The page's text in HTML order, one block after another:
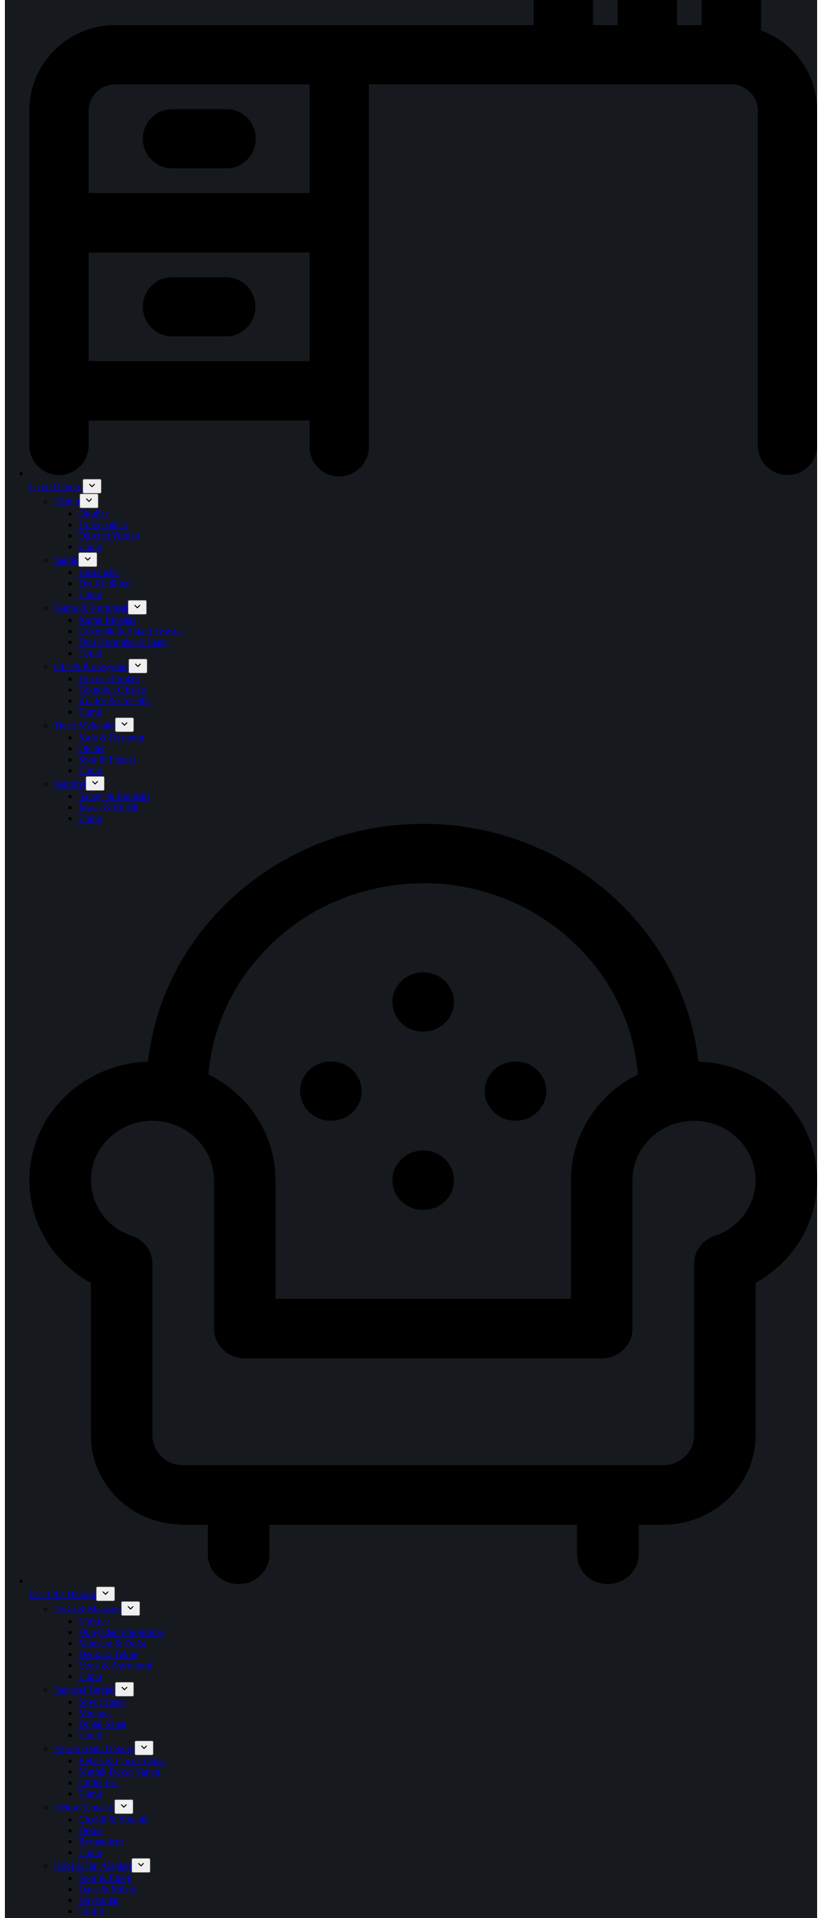
İşyeri Dekoru
Eğitim
Okullar
Üniversiteler
Öğrenci Yurtları
Tümü
Sağlık
Hastaneler
Diş Klinikleri
Tümü
Kamu & Kurumsal
Kamu Binaları
Güvenlik & Askeri Tesisler
Dini Kurumlar & İnanç
Tümü
Ofis & Profesyonel
Hukuk Büroları
Teknoloji Ofisleri
Kuaför & Güzellik
Tümü
Ticari Mekanlar
Kafe & Restoran
Oteller
Spor & Fitness
Tümü
Sektörel
Sanayi & Endüstri
İnşaat & Emlak
Tümü
Ev / Ofis Dekoru
Doğa & Manzara
Türkiye
Dünyadan Fotoğraflar
Manzara & Doğa
Deniz & Tekne
Uzay & Astronomi
Tümü
Sanatsal Tarzlar
Soyut Sanat
Minimal
Dijital Sanat
Tümü
Yaşam Alanı Dekoru
Bebek & Çocuk Odası
Mutfak Dekor Sanatı
Çiftlik Evi
Tümü
Dekor Temaları
Çiçekli & Botanik
Desen
Romantizm
Tümü
Hobi & İlgi Alanları
Spor & Enerji
Dans & Müzik
Hayvanlar
Grafiti